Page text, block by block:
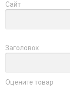
Сайт
Заголовок
Оцените товар